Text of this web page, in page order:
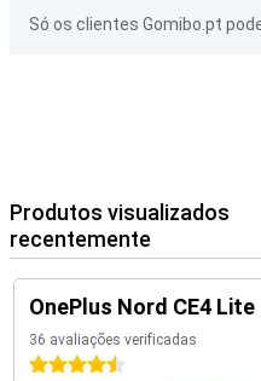
Só os clientes Gomibo.pt
Produtos visualizados
recentemente
OnePlus Nord CE4 Lite
36 avaliações verificadas
4.5 estrelas